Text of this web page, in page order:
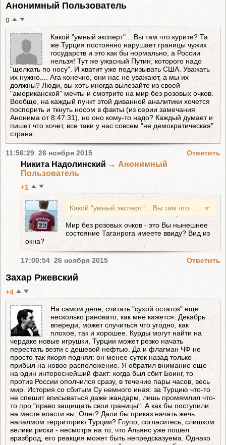
Анонимный Пользователь
0
Какой "умный эксперт"... Вы там что курите? Та
же Турция постоянно нарушает границы чужих
государств и это как бы нормально, а России
нельзя! Тут же ужасный Путин, которого надо
"щелкать по носу". И хватит уже подлизывать США. Уважать
их нужно.... Ага конечно, они нас не уважают, а мы их
должны? Люди, вы хоть иногда вылезайте из своей
"американской" мечты и смотрите на мир без розовых очков.
Вообще, на каждый пункт этой диванной аналитики хочется
поспорить и ткнуть носом в факты (из серии замечания
Анонима от 8:47:31), но оно кому-то надо? Каждый думает и
пишет что хочет, все таки у нас совсем "не демократическая"
страна.
11:56:29 26 ноября 2015 Ответить
Никита Надолинский → Анонимный
Пользователь
+1
Мир без розовых очков - это Вы нынешнее
состояние Таганрога имеете ввиду? Вид из
окна?
17:00:54 26 ноября 2015 Ответить
Захар Ржевский
+4
На самом деле, считать "сухой остаток" еще
несколько рановато, как мне кажется. Декабрь
впереди, может случиться что угодно, как
плохое, так и хорошее. Курды могут найти на
чердаке новые игрушки, Турции может резко начать
перестать везти с дешевой нефтью. Да и флагман ЧФ не
просто так якоря поднял: он менее суток назад только
прибыл на новое расположение. Я обратил внимание еще
на один интереснейший факт: когда был сбит Боинг, то
против России ополчился сразу, в течение пары часов, весь
мир. История со сбитым Су немного иная: за Турцию что-то
не спешит вписываться даже жандарм, лишь промямлил что-
то про "право защищать свои границы". А как бы поступили
на месте власти вы, Олег? Дали бы приказ начать жечь
напалмом территорию Турции? Глупо, согласитесь, слишком
велики риски - несмотря на то, что Альянс уже пошел
вразброд, его реакция может быть непредсказуема. Однако